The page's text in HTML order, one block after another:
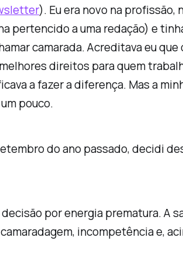
). Eu era novo na profissão,
pertencido a uma redação) e
camarada. Acreditava eu que
direitos para quem
a fazer a diferença. Mas a
pouco.
do ano passado, decidi
por energia prematura. A
incompetência e,